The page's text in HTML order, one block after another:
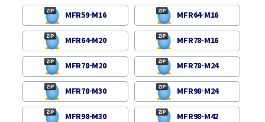
MFR59-M16 MFR64-M16
MFR64-M20 MFR78-M16
MFR78-M20 MFR78-M24
MFR78-M30 MFR98-M24
MFR98-M30 MFR98-M42